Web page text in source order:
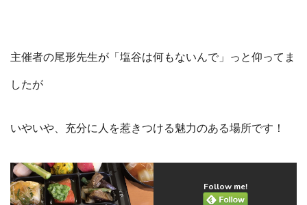
主催者の尾形先生が「塩谷は何もないんで」っと仰ってま
したが
いやいや、充分に人を惹きつける魅力のある場所です！
Follow me!